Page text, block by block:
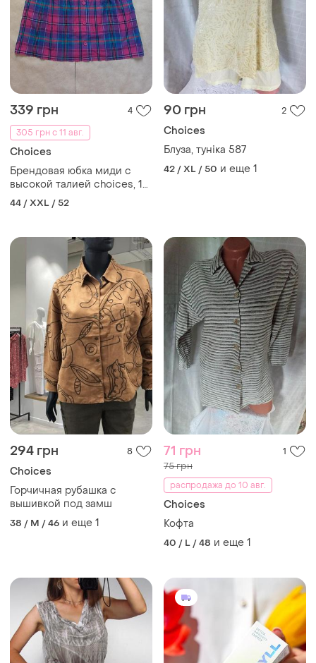
339 грн
4
305 грн с 11 авг.
Choices
Брендовая юбка миди с
высокой талией choices, 16
размер.
44 / XXL / 52
90 грн 2
Choices
Блуза, туніка 587
42 / XL / 50 и еще 1
294 грн 8
Choices
Горчичная рубашка с
вышивкой под замш
38 / M / 46 и еще 1
71 грн 1
75 грн
распродажа до 10 авг.
Choices
Кофта
40 / L / 48 и еще 1